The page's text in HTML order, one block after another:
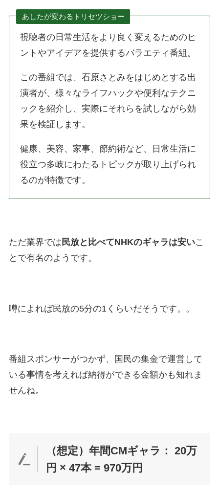
あしたが変わるトリセツショー
視聴者の日常生活をより良く変えるためのヒ
ントやアイデアを提供するバラエティ番組。
この番組では、石原さとみをはじめとする出
演者が、様々なライフハックや便利なテクニ
ックを紹介し、実際にそれらを試しながら効
果を検証します。
健康、美容、家事、節約術など、日常生活に
役立つ多岐にわたるトピックが取り上げられ
るのが特徴です。
ただ業界では 民放と比べてNHKのギャラは安いこ
とで有名のようです。
噂によれば民放の5分の1くらいだそうです。。
番組スポンサーがつかず、国民の集金で運営して
いる事情を考えれば納得ができる金額かも知れま
せんね。
（想定）年間CMギャラ： 20万
円 × 47本 = 970万円